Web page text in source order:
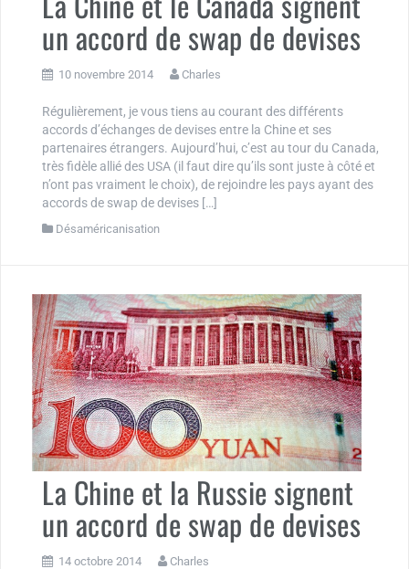
un accord de swap de devises
10 novembre 2014 Charles
Régulièrement, je vous tiens au courant des différents
accords d’échanges de devises entre la Chine et ses
partenaires étrangers. Aujourd’hui, c’est au tour du Canada,
très fidèle allié des USA (il faut dire qu’ils sont juste à côté et
n’ont pas vraiment le choix), de rejoindre les pays ayant des
accords de swap de devises […]
Désaméricanisation
La Chine et la Russie signent
un accord de swap de devises
14 octobre 2014 Charles